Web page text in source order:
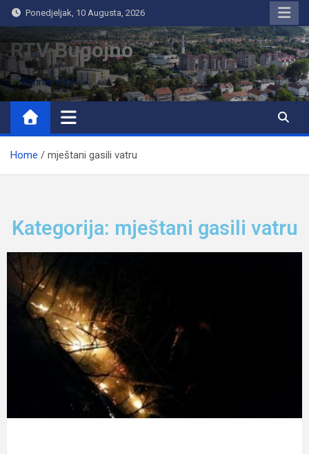
Ponedjeljak, 10 Augusta, 2026
RTV Bugojno
Home mještani gasili vatru
Kategorija: mještani gasili vatru